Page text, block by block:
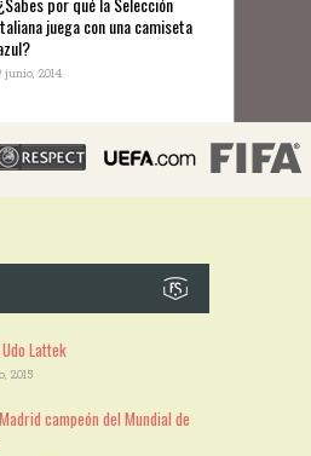
juega con una camiseta
junio, 2014
Lattek
2015
campeón del Mundial de